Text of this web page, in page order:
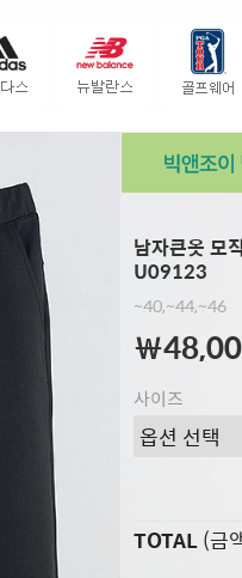
남자큰옷 모
U09123
~40,~44,~46
￦
사이즈
TOTAL(금